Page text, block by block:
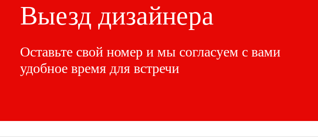
Выезд дизайнера
Оставьте свой номер и мы согласуем с вами
удобное время для встречи